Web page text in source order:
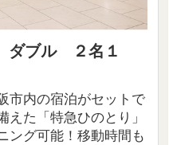
ダブル ２名１
市内の宿泊がセットで
た「特急ひのとり」
ング可能！移動時間も